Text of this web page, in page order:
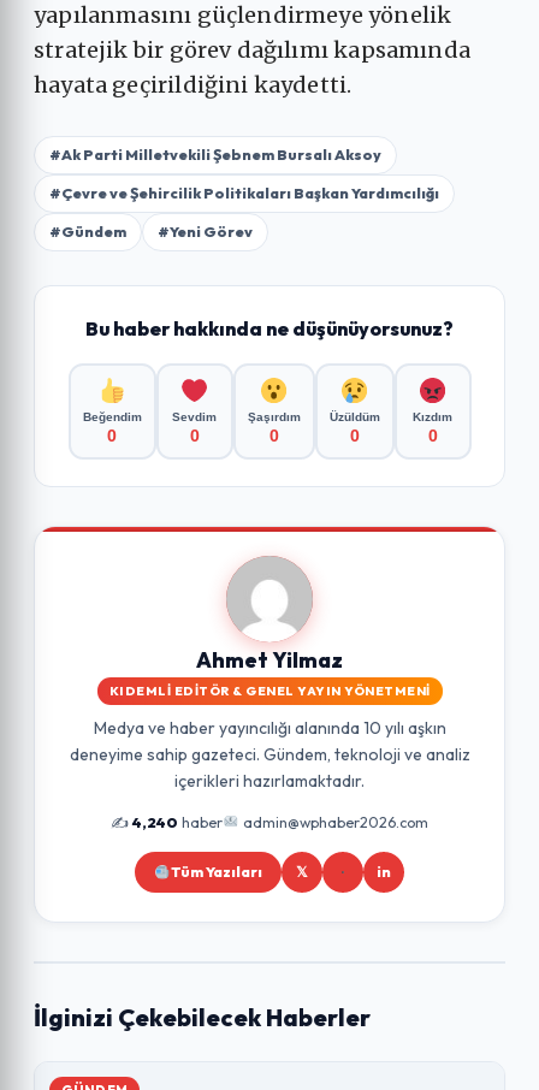
yapılanmasını güçlendirmeye yönelik
stratejik bir görev dağılımı kapsamında
hayata geçirildiğini kaydetti.
#Ak Parti Milletvekili Şebnem Bursalı Aksoy
#Çevre ve Şehircilik Politikaları Başkan Yardımcılığı
#Gündem #Yeni Görev
Bu haber hakkında ne düşünüyorsunuz?
Beğendim
0
Sevdim
0
Şaşırdım
0
Üzüldüm
0
Kızdım
0
Ahmet Yilmaz
KIDEMLI EDITÖR & GENEL YAYIN YÖNETMENI
Medya ve haber yayıncılığı alanında 10 yılı aşkın
deneyime sahip gazeteci. Gündem, teknoloji ve analiz
içerikleri hazırlamaktadır.
✍️4,240 haber admin@wphaber2026.com
Tüm Yazıları 𝕏 in
İlginizi Çekebilecek Haberler